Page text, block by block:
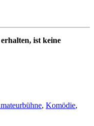
ist keine
, Komödie,